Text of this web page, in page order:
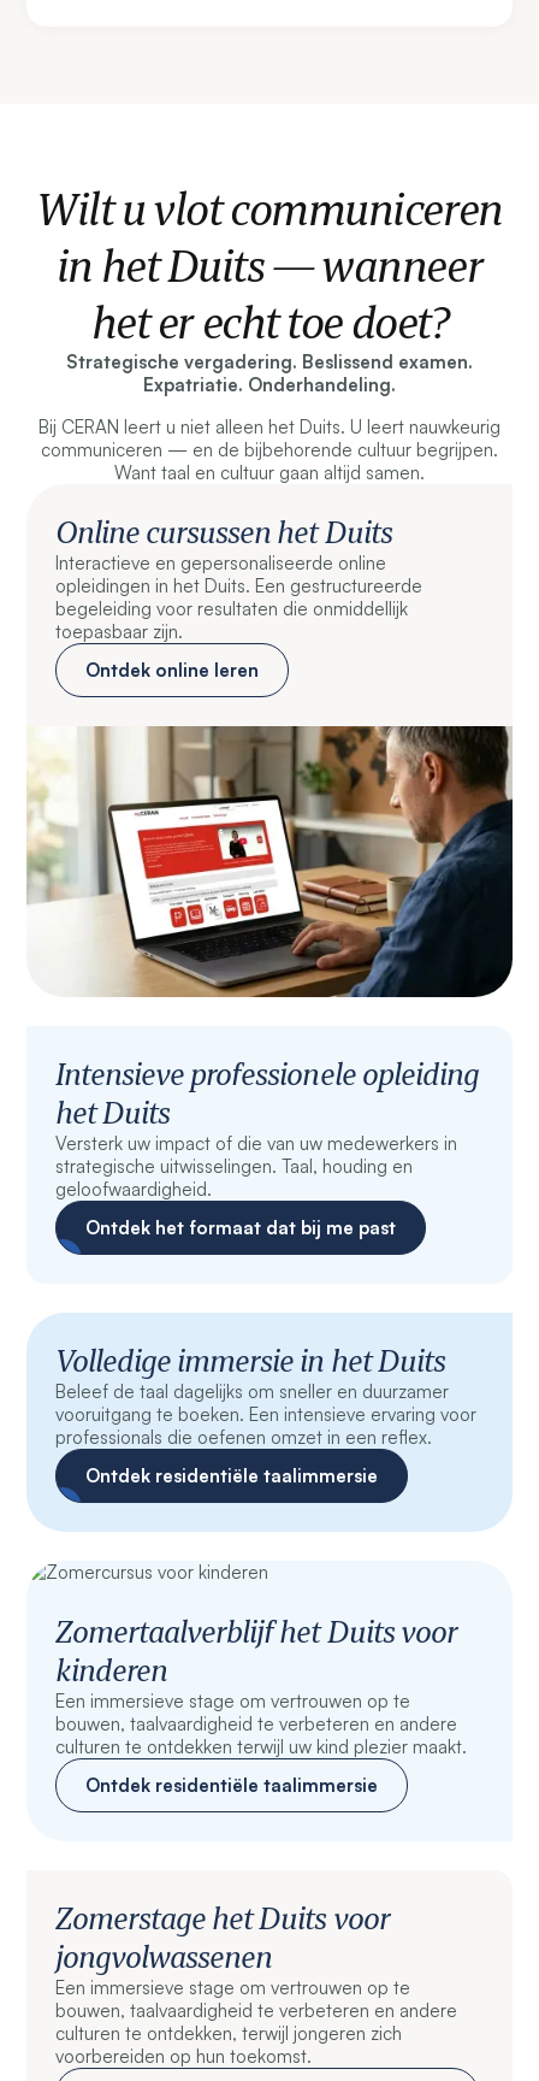
Wilt u vlot communiceren
in het Duits — wanneer
het er echt toe doet?
Strategische vergadering. Beslissend examen.
Expatriatie. Onderhandeling.
Bij CERAN leert u niet alleen het Duits. U leert nauwkeurig
communiceren — en de bijbehorende cultuur begrijpen.
Want taal en cultuur gaan altijd samen.
Online cursussen het Duits
Interactieve en gepersonaliseerde online
opleidingen in het Duits. Een gestructureerde
begeleiding voor resultaten die onmiddellijk
toepasbaar zijn.
Ontdek online leren
Intensieve professionele opleiding
het Duits
Versterk uw impact of die van uw medewerkers in
strategische uitwisselingen. Taal, houding en
geloofwaardigheid.
Ontdek het formaat dat bij me past
Volledige immersie in het Duits
Beleef de taal dagelijks om sneller en duurzamer
vooruitgang te boeken. Een intensieve ervaring voor
professionals die oefenen omzet in een reflex.
Ontdek residentiële taalimmersie
Zomertaalverblijf het Duits voor
kinderen
Een immersieve stage om vertrouwen op te
bouwen, taalvaardigheid te verbeteren en andere
culturen te ontdekken terwijl uw kind plezier maakt.
Ontdek residentiële taalimmersie
Zomerstage het Duits voor
jongvolwassenen
Een immersieve stage om vertrouwen op te
bouwen, taalvaardigheid te verbeteren en andere
culturen te ontdekken, terwijl jongeren zich
voorbereiden op hun toekomst.